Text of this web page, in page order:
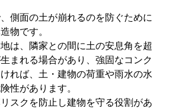
側面の土が崩れるのを防ぐために
物です。
は、隣家との間に土の安息角を超
まれる場合があり、強固なコンク
れば、土・建物の荷重や雨水の水
性があります。
スクを防止し建物を守る役割があ